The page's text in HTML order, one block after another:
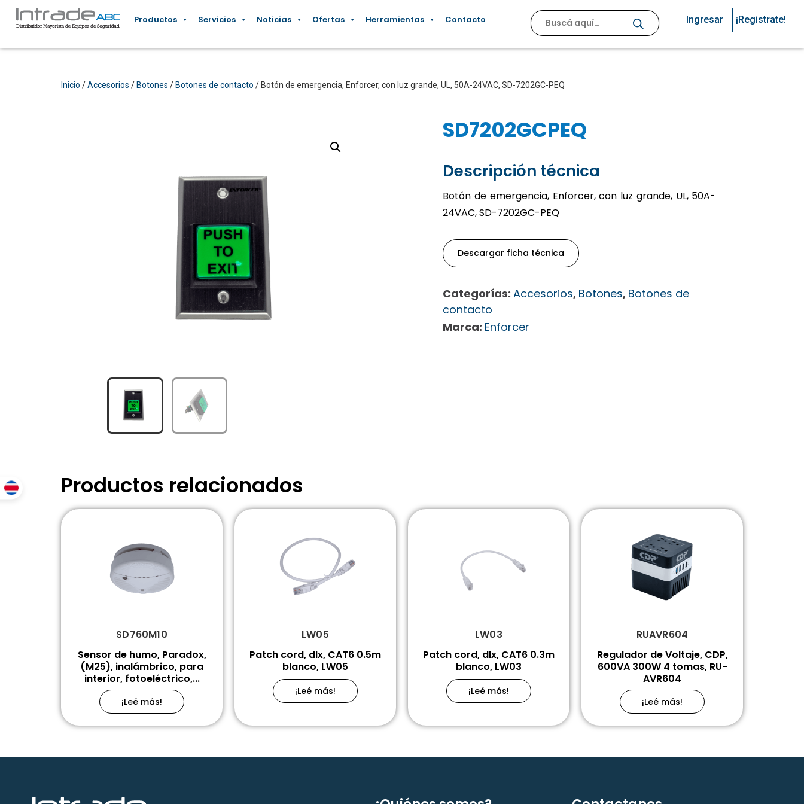
Productos Servicios Noticias Ofertas Herramientas Contacto Ingresar ¡Registrate!
Inicio /Accesorios / Botones / Botones de contacto / Botón de emergencia, Enforcer, con luz grande, UL, 50A-24VAC, SD-7202GC-PEQ
SD7202GCPEQ
Descripción técnica
Botón de emergencia, Enforcer, con luz grande, UL, 50A-
24VAC, SD-7202GC-PEQ
Descargar ficha técnica
Categorías: Accesorios, Botones, Botones de
contacto
Marca: Enforcer
Productos relacionados
SD760M10
Sensor de humo, Paradox,
(M25), inalámbrico, para
interior, fotoeléctrico,...
¡Leé más!
LW05
Patch cord, dlx, CAT6 0.5m
blanco, LW05
¡Leé más!
LW03
Patch cord, dlx, CAT6 0.3m
blanco, LW03
¡Leé más!
RUAVR604
Regulador de Voltaje, CDP,
600VA 300W 4 tomas, RU-
AVR604
¡Leé más!